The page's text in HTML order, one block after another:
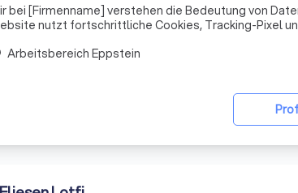
bei [Firmenname] verstehen die Bedeutung von
nutzt fortschrittliche Cookies, Tracking-Pixel
Arbeitsbereich Eppstein